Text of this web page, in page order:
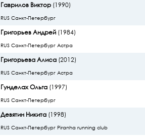
Гаврилов Виктор(1990)
RUS Санкт-Петербург
Григорьев Андрей(1984)
RUS Санкт-Петербург Астра
Григорьева Алиса(2012)
RUS Санкт-Петербург Астра
Гунделах Ольга(1997)
RUS Санкт-Петербург
Девятин Никита(1998)
RUS Санкт-Петербург Piranha running club